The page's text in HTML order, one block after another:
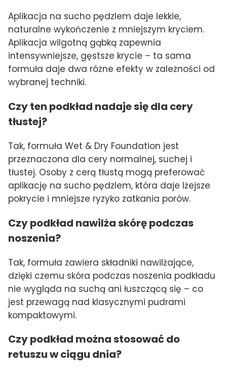
Aplikacja na sucho pędzlem daje lekkie,
naturalne wykończenie z mniejszym kryciem.
Aplikacja wilgotną gąbką zapewnia
intensywniejsze, gęstsze krycie – ta sama
formuła daje dwa różne efekty w zależności od
wybranej techniki.
Czy ten podkład nadaje się dla cery
tłustej?
Tak, formuła Wet & Dry Foundation jest
przeznaczona dla cery normalnej, suchej i
tłustej. Osoby z cerą tłustą mogą preferować
aplikację na sucho pędzlem, która daje lżejsze
pokrycie i mniejsze ryzyko zatkania porów.
Czy podkład nawilża skórę podczas
noszenia?
Tak, formuła zawiera składniki nawilżające,
dzięki czemu skóra podczas noszenia podkładu
nie wygląda na suchą ani łuszczącą się – co
jest przewagą nad klasycznymi pudrami
kompaktowymi.
Czy podkład można stosować do
retuszu w ciągu dnia?